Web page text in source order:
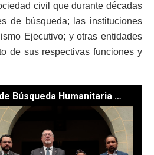
civil que durante décadas
de búsqueda; las instituciones
Ejecutivo; y otras entidades
de sus respectivas funciones y
Lanzan Mecanismo de Búsqueda Humanitaria de Personas Desaparecidas durante el Conflicto Armado Interno 2026-2036. / Fotos: Alex Jacinto y Noé Pérez.